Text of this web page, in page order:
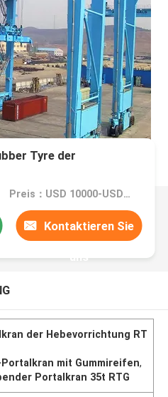
Tyre der
Preis：USD 10000-USD100000
Kontaktieren Sie
uns
der Hebevorrichtung RT
Portalkran mit Gummireifen,
Portalkran 35t RTG